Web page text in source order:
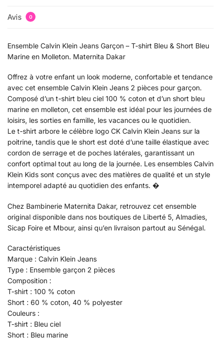
Avis 0
Ensemble Calvin Klein Jeans Garçon – T-shirt Bleu & Short Bleu
Marine en Molleton. Maternita Dakar
Offrez à votre enfant un look moderne, confortable et tendance
avec cet ensemble Calvin Klein Jeans 2 pièces pour garçon.
Composé d’un t-shirt bleu ciel 100 % coton et d’un short bleu
marine en molleton, cet ensemble est idéal pour les journées de
loisirs, les sorties en famille, les vacances ou le quotidien.
Le t-shirt arbore le célèbre logo CK Calvin Klein Jeans sur la
poitrine, tandis que le short est doté d’une taille élastique avec
cordon de serrage et de poches latérales, garantissant un
confort optimal tout au long de la journée. Les ensembles Calvin
Klein Kids sont conçus avec des matières de qualité et un style
intemporel adapté au quotidien des enfants. �
Chez Bambinerie Maternita Dakar, retrouvez cet ensemble
original disponible dans nos boutiques de Liberté 5, Almadies,
Sicap Foire et Mbour, ainsi qu’en livraison partout au Sénégal.
Caractéristiques
Marque : Calvin Klein Jeans
Type : Ensemble garçon 2 pièces
Composition :
T-shirt : 100 % coton
Short : 60 % coton, 40 % polyester
Couleurs :
T-shirt : Bleu ciel
Short : Bleu marine